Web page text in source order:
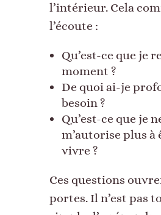
l’intérieur. Cela
l’écoute :
Qu’est-ce que je
moment ?
De quoi ai-je
besoin ?
Qu’est-ce que je
m’autorise plus à
vivre ?
Ces questions
portes. Il n’est pas